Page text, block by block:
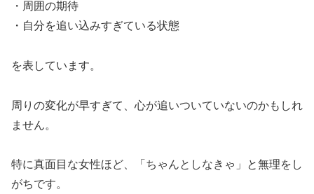
・周囲の期待
・自分を追い込みすぎている状態
を表しています。
周りの変化が早すぎて、心が追いついていないのかもしれ
ません。
特に真面目な女性ほど、「ちゃんとしなきゃ」と無理をし
がちです。